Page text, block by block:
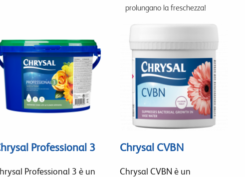
prolungano la freschezza!
Professional 3
Professional 3 è un
Chrysal CVBN
Chrysal CVBN è un